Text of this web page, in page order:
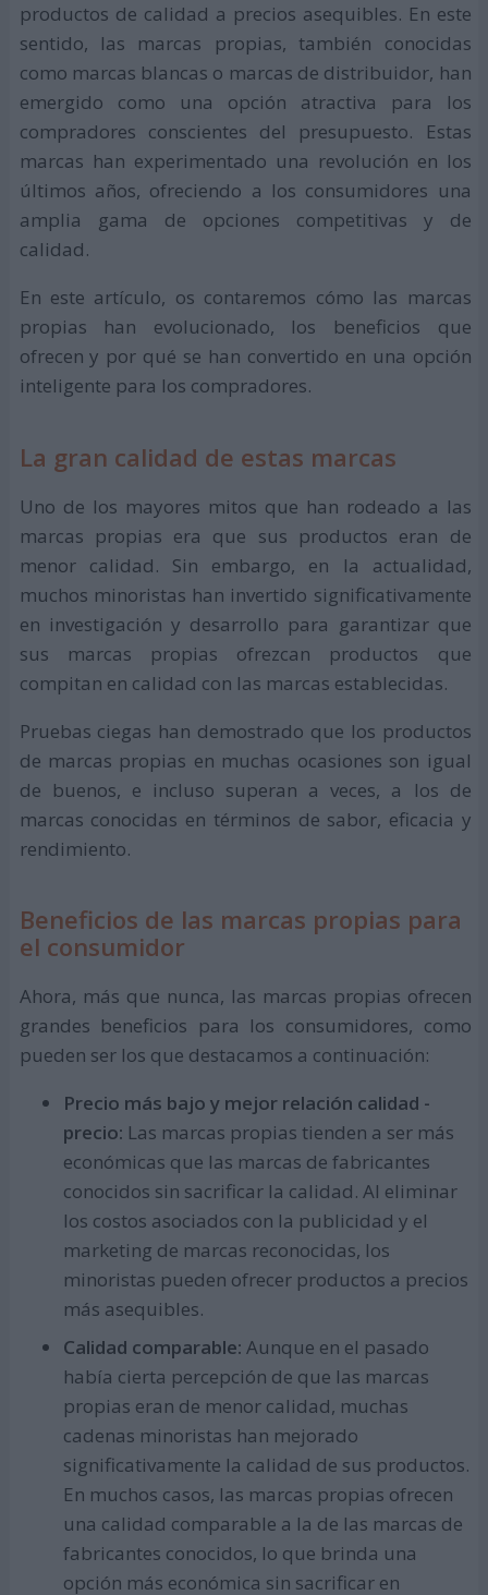
productos de calidad a precios asequibles. En este
sentido, las marcas propias, también conocidas
como marcas blancas o marcas de distribuidor, han
emergido como una opción atractiva para los
compradores conscientes del presupuesto. Estas
marcas han experimentado una revolución en los
últimos años, ofreciendo a los consumidores una
amplia gama de opciones competitivas y de
calidad.
En este artículo, os contaremos cómo las marcas
propias han evolucionado, los beneficios que
ofrecen y por qué se han convertido en una opción
inteligente para los compradores.
La gran calidad de estas marcas
Uno de los mayores mitos que han rodeado a las
marcas propias era que sus productos eran de
menor calidad. Sin embargo, en la actualidad,
muchos minoristas han invertido significativamente
en investigación y desarrollo para garantizar que
sus marcas propias ofrezcan productos que
compitan en calidad con las marcas establecidas.
Pruebas ciegas han demostrado que los productos
de marcas propias en muchas ocasiones son igual
de buenos, e incluso superan a veces, a los de
marcas conocidas en términos de sabor, eficacia y
rendimiento.
Beneficios de las marcas propias para
el consumidor
Ahora, más que nunca, las marcas propias ofrecen
grandes beneficios para los consumidores, como
pueden ser los que destacamos a continuación:
Precio más bajo y mejor relación calidad -
precio: Las marcas propias tienden a ser más
económicas que las marcas de fabricantes
conocidos sin sacrificar la calidad. Al eliminar
los costos asociados con la publicidad y el
marketing de marcas reconocidas, los
minoristas pueden ofrecer productos a precios
más asequibles.
Calidad comparable: Aunque en el pasado
había cierta percepción de que las marcas
propias eran de menor calidad, muchas
cadenas minoristas han mejorado
significativamente la calidad de sus productos.
En muchos casos, las marcas propias ofrecen
una calidad comparable a la de las marcas de
fabricantes conocidos, lo que brinda una
opción más económica sin sacrificar en